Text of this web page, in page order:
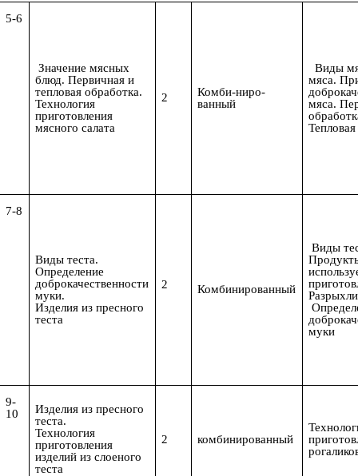
5-6
Значение мясных
блюд. Первичная и
тепловая обработка.
Технология
приготовления
мясного салата
2
Комби-ниро-
ванный
Виды
мяса.
мяса.
7-8
Виды теста.
Определение
доброкачественности
муки.
Изделия из пресного
теста
2 Комбинированный
Виды
муки
9-
10
Изделия из пресного
теста.
Технология
приготовления
изделий из слоеного
теста
2 комбинированный